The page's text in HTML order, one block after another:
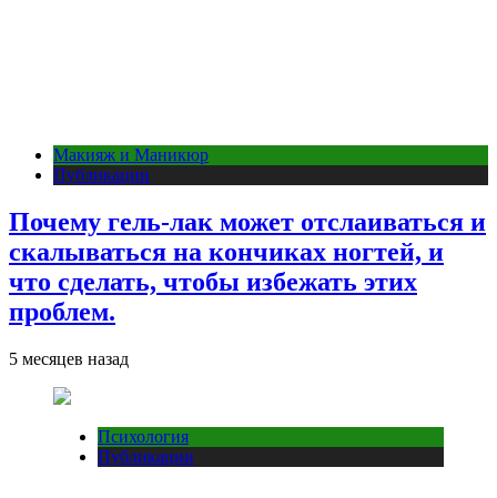
Макияж и Маникюр
Публикации
Почему гель-лак может отслаиваться и
скалываться на кончиках ногтей, и
что сделать, чтобы избежать этих
проблем.
5 месяцев назад
Психология
Публикации